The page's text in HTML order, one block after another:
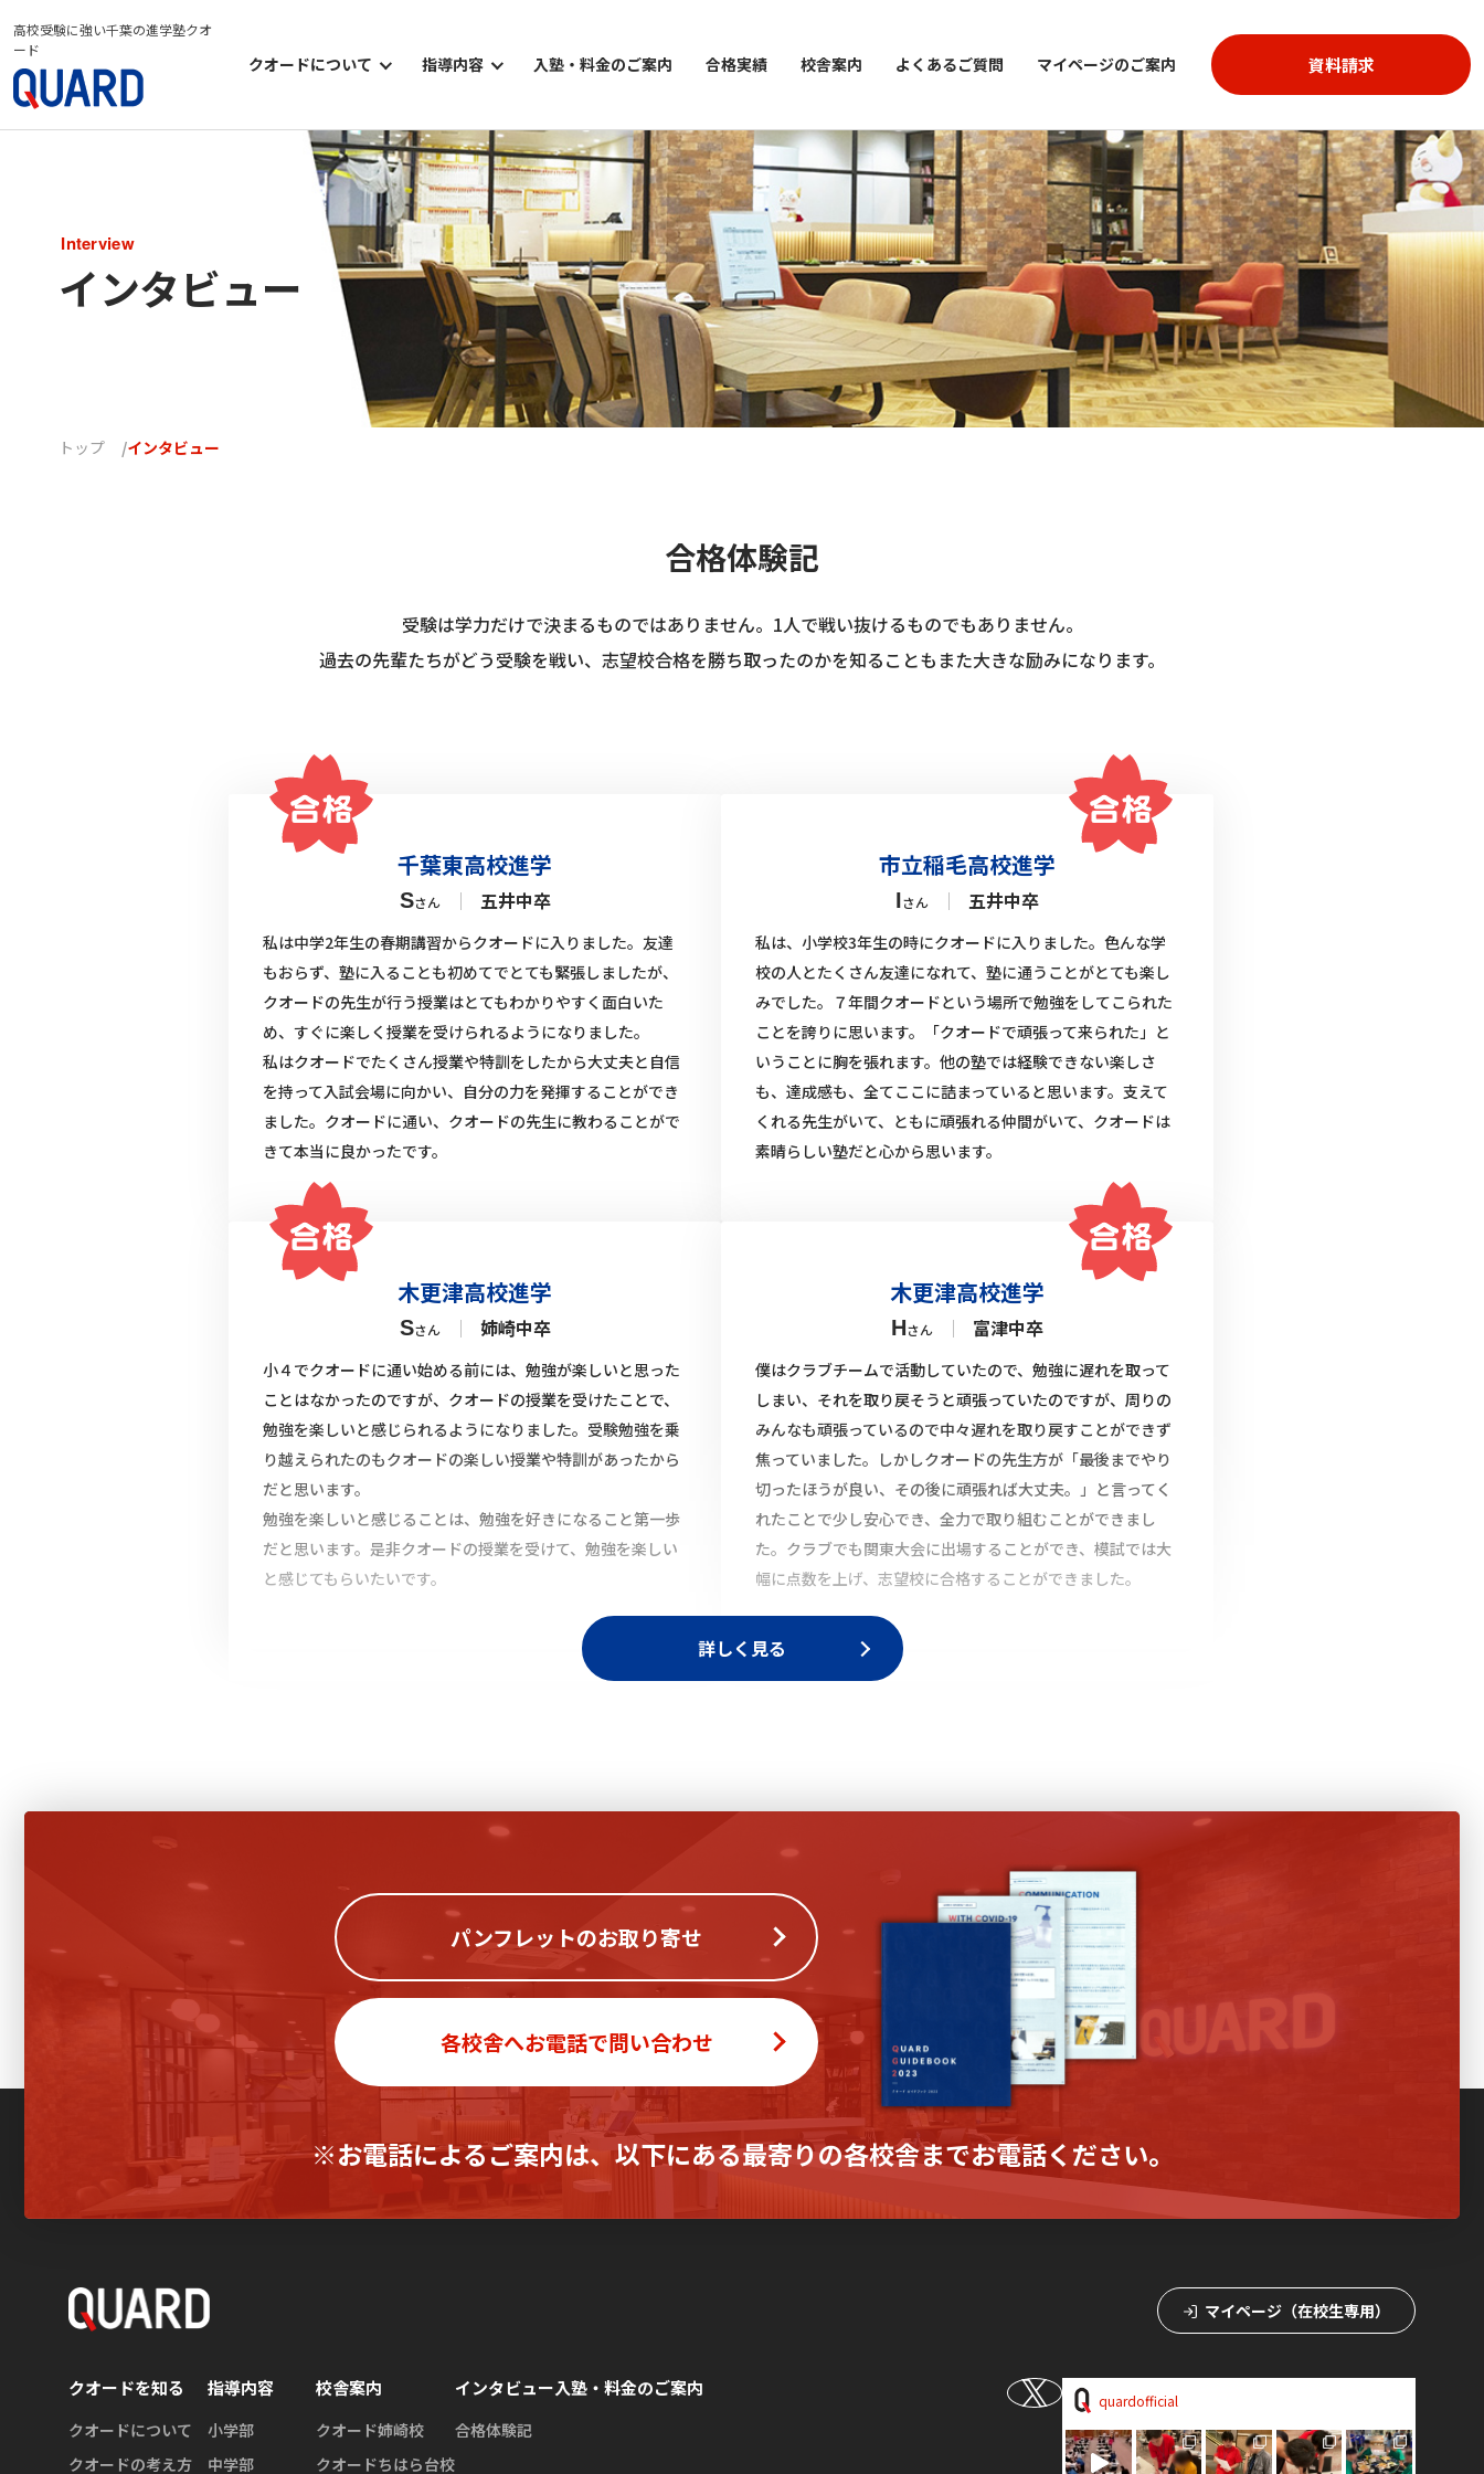
高校受験に強い千葉の進学塾クオ
ード
クオードについて
クオードについて
クオードの考え方
クオードのシステム
クオードの学習環境
クオードのイベント
指導内容
小学部
中学部
高等部
オプション講座
入塾・料金のご案内 合格実績 校舎案内 よくあるご質問 マイページのご案内 資料請求
Interview
インタビュー
トップ インタビュー
合格体験記
受験は学力だけで決まるものではありません。1人で戦い抜けるものでもありません。
過去の先輩たちがどう受験を戦い、志望校合格を勝ち取ったのかを知ることもまた大きな励みになります。
千葉東高校進学
Sさん ｜ 五井中卒
私は中学2年生の春期講習からクオードに入りました。友達
もおらず、塾に入ることも初めてでとても緊張しましたが、
クオードの先生が行う授業はとてもわかりやすく面白いた
め、すぐに楽しく授業を受けられるようになりました。
私はクオードでたくさん授業や特訓をしたから大丈夫と自信
を持って入試会場に向かい、自分の力を発揮することができ
ました。クオードに通い、クオードの先生に教わることがで
きて本当に良かったです。
市立稲毛高校進学
Iさん ｜ 五井中卒
私は、小学校3年生の時にクオードに入りました。色んな学
校の人とたくさん友達になれて、塾に通うことがとても楽し
みでした。７年間クオードという場所で勉強をしてこられた
ことを誇りに思います。「クオードで頑張って来られた」と
いうことに胸を張れます。他の塾では経験できない楽しさ
も、達成感も、全てここに詰まっていると思います。支えて
くれる先生がいて、ともに頑張れる仲間がいて、クオードは
素晴らしい塾だと心から思います。
木更津高校進学
Sさん ｜ 姉崎中卒
小４でクオードに通い始める前には、勉強が楽しいと思った
ことはなかったのですが、クオードの授業を受けたことで、
勉強を楽しいと感じられるようになりました。受験勉強を乗
り越えられたのもクオードの楽しい授業や特訓があったから
だと思います。
勉強を楽しいと感じることは、勉強を好きになること第一歩
だと思います。是非クオードの授業を受けて、勉強を楽しい
と感じてもらいたいです。
木更津高校進学
Hさん ｜ 富津中卒
僕はクラブチームで活動していたので、勉強に遅れを取って
しまい、それを取り戻そうと頑張っていたのですが、周りの
みんなも頑張っているので中々遅れを取り戻すことができず
焦っていました。しかしクオードの先生方が「最後までやり
切ったほうが良い、その後に頑張れば大丈夫。」と言ってく
れたことで少し安心でき、全力で取り組むことができまし
た。クラブでも関東大会に出場することができ、模試では大
幅に点数を上げ、志望校に合格することができました。
詳しく見る
パンフレットのお取り寄せ
各校舎へお電話で問い合わせ
※お電話によるご案内は、以下にある最寄りの各校舎までお電話ください。
クオードを知る
クオードについて
クオードの考え方
指導内容
小学部
中学部
校舎案内
クオード姉崎校
クオードちはら台校
インタビュー
合格体験記
入塾・料金のご案内
マイページ（在校生専用）
quardofficial